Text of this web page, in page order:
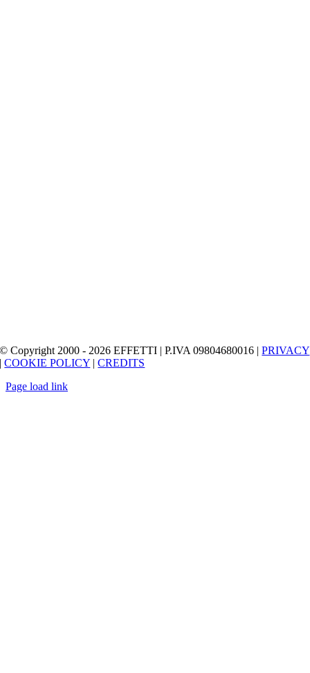
© Copyright 2000 - 2026 EFFETTI | P.IVA 09804680016 |PRIVACY
|COOKIE POLICY |CREDITS
Page load link